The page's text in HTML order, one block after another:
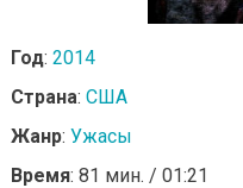
Год: 2014
Страна: США
Жанр: Ужасы
Время: 81 мин. / 01:21